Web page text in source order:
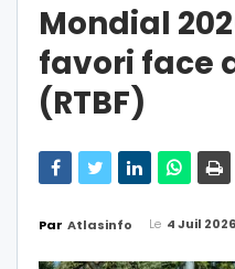
Mondial
favori face
(RTBF)
Par Atlasinfo Le 4 Juil